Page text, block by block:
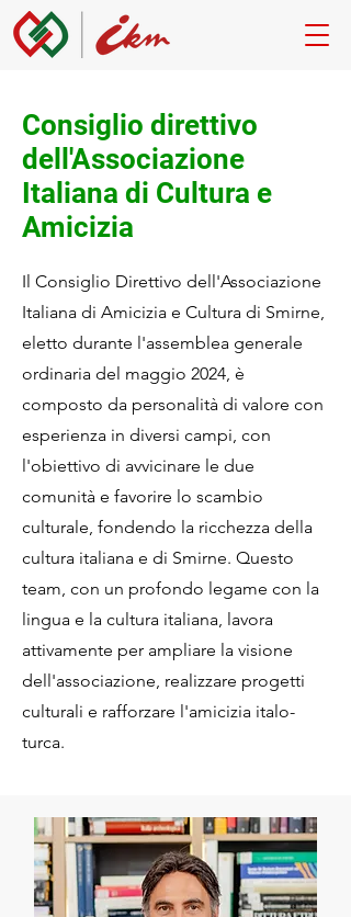
Consiglio direttivo
dell'Associazione
Italiana di Cultura e
Amicizia
Il Consiglio Direttivo dell'Associazione
Italiana di Amicizia e Cultura di Smirne,
eletto durante l'assemblea generale
ordinaria del maggio 2024, è
composto da personalità di valore con
esperienza in diversi campi, con
l'obiettivo di avvicinare le due
comunità e favorire lo scambio
culturale, fondendo la ricchezza della
cultura italiana e di Smirne. Questo
team, con un profondo legame con la
lingua e la cultura italiana, lavora
attivamente per ampliare la visione
dell'associazione, realizzare progetti
culturali e rafforzare l'amicizia italo-
turca.